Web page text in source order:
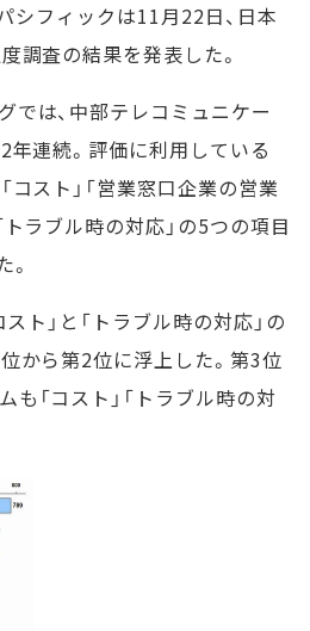
シフィックは11月22日、日本
調査の結果を発表した。
は、中部テレコミュニケー
年連続。評価に利用している
コスト」「営業窓口企業の営業
トラブル時の対応」の5つの項目
ト」と「トラブル時の対応」の
から第2位に浮上した。第3位
「コスト」「トラブル時の対